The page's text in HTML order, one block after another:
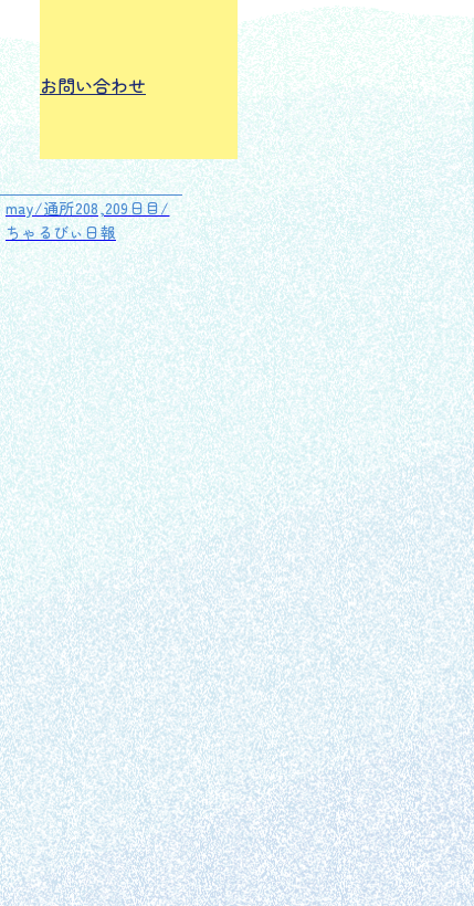
お問い合わせ
may/通所208,209日目/
ちゃるびぃ日報